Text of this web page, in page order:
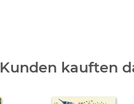
Kunden kauften